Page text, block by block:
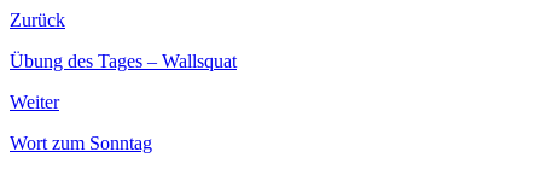
Zurück
Übung des Tages – Wallsquat
Weiter
Wort zum Sonntag